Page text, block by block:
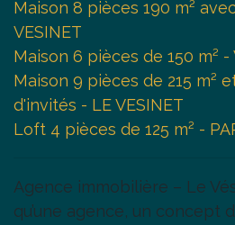
Maison 8 pièces 190 m²
VESINET
Maison 6 pièces de 150 m² -
Maison 9 pièces de 215 m²
d'invités - LE VESINET
Loft 4 pièces de 125 m² -
Agence immobilière – Le
qu’une agence, un concept